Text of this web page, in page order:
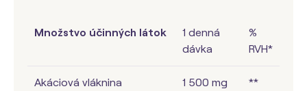
Množstvo účinných látok
1 denná
dávka
%
RVH*
Akáciová vláknina 1 500 mg **